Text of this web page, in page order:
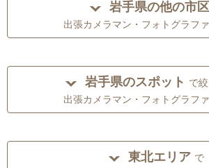
岩手県の他の市区
出張カメラマン・フォトグラフ
岩手県のスポット で
出張カメラマン・フォトグラフ
東北エリア で